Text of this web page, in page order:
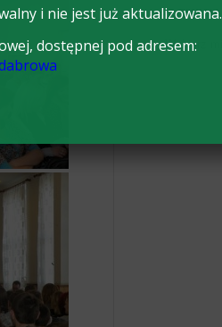
ARCHIWA
i nie jest już aktualizowana.
dostępnej pod adresem: